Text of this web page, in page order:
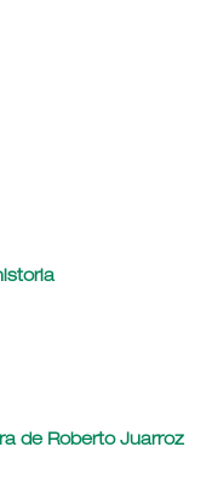
de Roberto Juarroz